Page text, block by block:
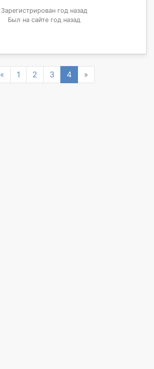
Зарегистрирован год назад
Был на сайте год назад
« Previous
1 2 3 4 »